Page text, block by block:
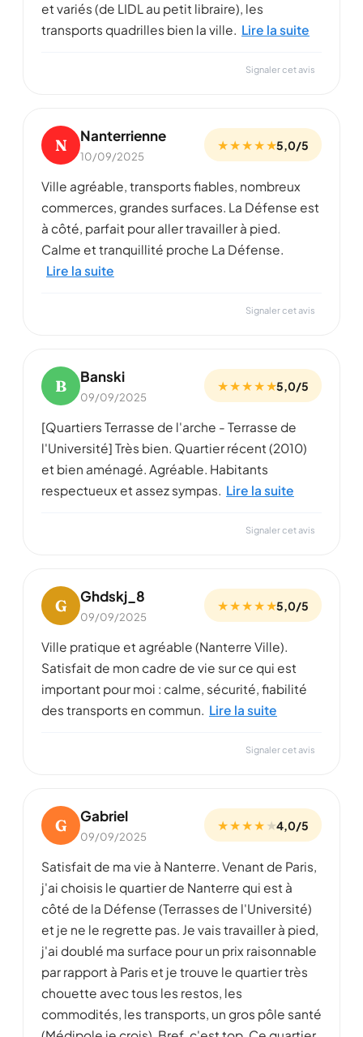
et variés (de LIDL au petit libraire), les
transports quadrilles bien la ville. Lire la suite
Signaler cet avis
N Nanterrienne
10/09/2025
★ ★ ★ ★ ★5,0/5
Ville agréable, transports fiables, nombreux
commerces, grandes surfaces. La Défense est
à côté, parfait pour aller travailler à pied.
Calme et tranquillité proche La Défense.
Lire la suite
Signaler cet avis
B Banski
09/09/2025
★ ★ ★ ★ ★5,0/5
[Quartiers Terrasse de l'arche - Terrasse de
l'Université] Très bien. Quartier récent (2010)
et bien aménagé. Agréable. Habitants
respectueux et assez sympas. Lire la suite
Signaler cet avis
G Ghdskj_8
09/09/2025
★ ★ ★ ★ ★5,0/5
Ville pratique et agréable (Nanterre Ville).
Satisfait de mon cadre de vie sur ce qui est
important pour moi : calme, sécurité, fiabilité
des transports en commun. Lire la suite
Signaler cet avis
G Gabriel
09/09/2025
★ ★ ★ ★★4,0/5
Satisfait de ma vie à Nanterre. Venant de Paris,
j'ai choisis le quartier de Nanterre qui est à
côté de la Défense (Terrasses de l'Université)
et je ne le regrette pas. Je vais travailler à pied,
j'ai doublé ma surface pour un prix raisonnable
par rapport à Paris et je trouve le quartier très
chouette avec tous les restos, les
commodités, les transports, un gros pôle santé